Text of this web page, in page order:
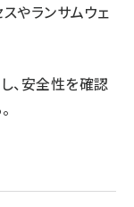
やランサムウェ
、安全性を確認